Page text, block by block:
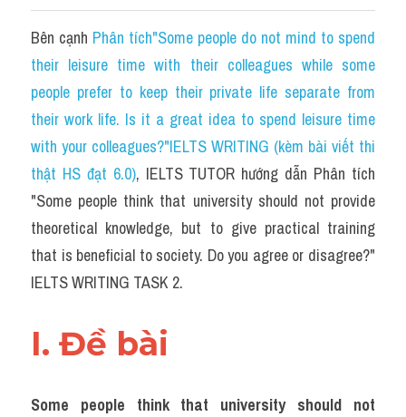
Bar chart
Đề thi thật IELTS GENERAL
Task 2
Từ vựng theo topic
Từ vựng theo Topic
Grammar
Map
Environment
Bên cạnh Phân tích"Some people do not mind to spend
their leisure time with their colleagues while some
people prefer to keep their private life separate from
their work life. Is it a great idea to spend leisure time
with your colleagues?"IELTS WRITING (kèm bài viết thi
thật HS đạt 6.0), IELTS TUTOR hướng dẫn Phân tích
"Some people think that university should not provide
theoretical knowledge, but to give practical training
that is beneficial to society. Do you agree or disagree?"
IELTS WRITING TASK 2.
I. Đề bài
Some people think that university should not